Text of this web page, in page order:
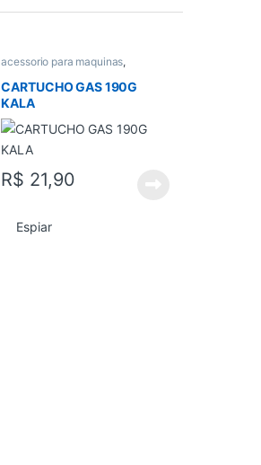
acessorio para maquinas,
Acessorios gerais
Todos
CARTUCHO GAS 190G
KALA
R$ 21,90
Espiar